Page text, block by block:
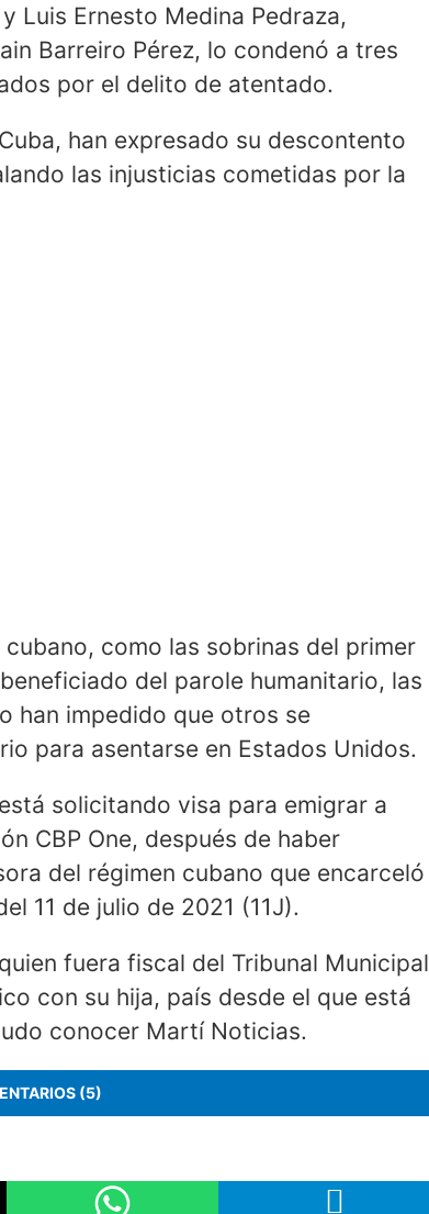
Luis Ernesto Medina Pedraza,
Barreiro Pérez, lo condenó a tres
por el delito de atentado.
han expresado su descontento
las injusticias cometidas por la
como las sobrinas del primer
del parole humanitario, las
han impedido que otros se
para asentarse en Estados Unidos.
solicitando visa para emigrar a
CBP One, después de haber
del régimen cubano que encarceló
11 de julio de 2021 (11J).
fuera fiscal del Tribunal Municipal
con su hija, país desde el que está
conocer Martí Noticias.
(5)